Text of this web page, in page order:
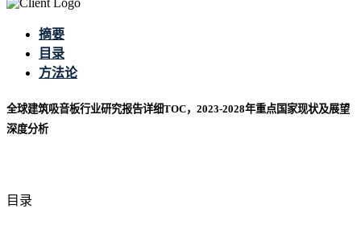
摘要
目录
方法论
全球建筑吸音板行业研究报告详细TOC，2023-2028年重点国家现状及展望
深度分析
目录